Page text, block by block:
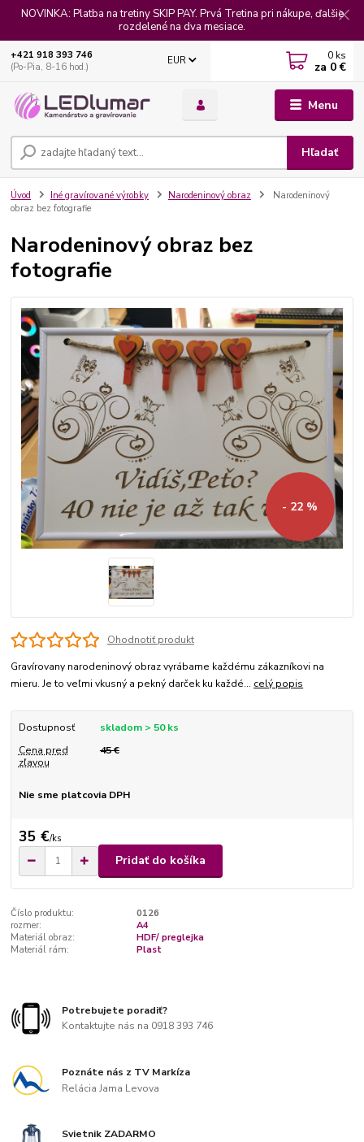
NOVINKA: Platba na tretiny SKIP PAY. Prvá Tretina pri nákupe, ďalšie
rozdelené na dva mesiace.
Menu
EUR
Hľadať
+421 918 393 746
(Po-Pia, 8-16 hod.)
0 ks
za 0 €
Úvod Iné gravírované výrobky Narodeninový obraz
Narodeninový
obraz bez fotografie
Narodeninový obraz bez
fotografie
- 22 %
Ohodnotiť produkt
Gravírovany narodeninový obraz vyrábame každému zákazníkovi na
mieru. Je to veľmi vkusný a pekný darček ku každé... celý popis
Dostupnosť
skladom > 50 ks
Cena pred
zľavou
45 €
Nie sme platcovia DPH
35 €/ks
Pridať do košíka
Číslo produktu:
0126
rozmer:
A4
Materiál obraz:
HDF/ preglejka
Materiál rám:
Plast
Potrebujete poradiť?
Kontaktujte nás na 0918 393 746
Poznáte nás z TV Markíza
Relácia Jama Levova
Svietnik ZADARMO